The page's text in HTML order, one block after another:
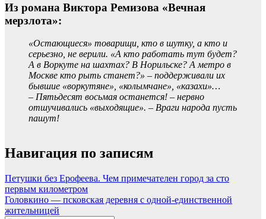
Из романа Виктора Ремизова «Вечная
мерзлота»:
«Остающиеся» товарищи, кто в шутку, а кто и
серьезно, не верили. «А кто работать тут будет?
А в Воркуте на шахтах? В Норильске? А метро в
Москве кто рыть станет?» – поддерживали их
бывшие «воркутяне», «колымчане», «казахи»…
– Пятьдесят восьмая останется! – нервно
отшучивались «выходящие». – Враги народа пусть
пашут!
Навигация по записям
Петушки без Ерофеева. Чем примечателен город за сто
первым километром
Головкино — псковская деревня с одной-единственной
жительницей